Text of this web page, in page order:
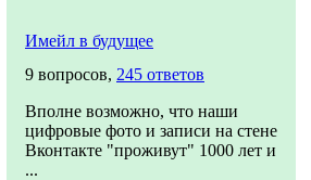
Имейл в будущее
9 вопросов, 245 ответов
Вполне возможно, что наши
цифровые фото и записи на стене
Вконтакте "проживут" 1000 лет и
...